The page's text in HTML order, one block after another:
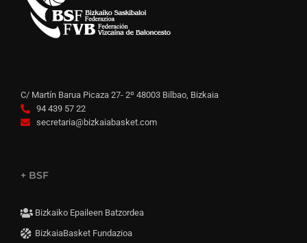
C/ Martín Barua Picaza 27- 2º 48003 Bilbao, Bizkaia
94 439 57 22
secretaria@bizkaiabasket.com
+ BSF
Bizkaiko Epaileen Batzordea
BizkaiaBasket Fundazioa